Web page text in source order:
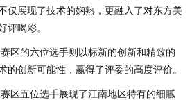
仅展现了技术的娴熟，更融入了对东方美
评喝彩。
赛区的六位选手则以标新的创新和精致的
的创新可能性，赢得了评委的高度评价。
赛区五位选手展现了江南地区特有的细腻